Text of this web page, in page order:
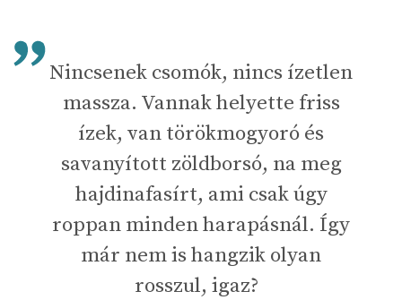
Nincsenek csomók, nincs ízetlen
massza. Vannak helyette friss
ízek, van törökmogyoró és
savanyított zöldborsó, na meg
hajdinafasírt, ami csak úgy
roppan minden harapásnál. Így
már nem is hangzik olyan
rosszul, igaz?